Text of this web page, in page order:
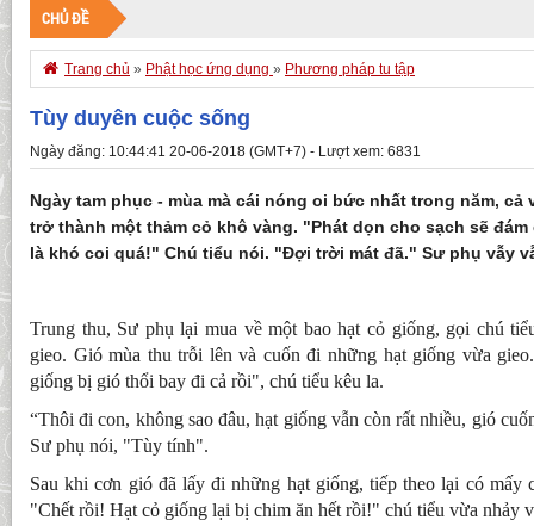
CHỦ ĐỀ
 Trang chủ » Phật học ứng dụng » Phương pháp tu tập
Tùy duyên cuộc sống
Ngày đăng: 10:44:41 20-06-2018 (GMT+7) - Lượt xem: 6831
Ngày tam phục - mùa mà cái nóng oi bức nhất trong năm,
trở thành một thảm cỏ khô vàng. "Phát dọn cho sạch sẽ
là khó coi quá!" Chú tiểu nói. "Đợi trời mát đã." Sư phụ vẫy
Trung thu, Sư phụ lại mua về một bao hạt cỏ giống, gọi chú
gieo. Gió mùa thu trỗi lên và cuốn đi những hạt giống vừa
giống bị gió thổi bay đi cả rồi", chú tiểu kêu la.
“Thôi đi con, không sao đâu, hạt giống vẫn còn rất nhiều, gió
Sư phụ nói, "Tùy tính".
Sau khi cơn gió đã lấy đi những hạt giống, tiếp theo lại có mấy
"Chết rồi! Hạt cỏ giống lại bị chim ăn hết rồi!" chú tiểu vừa nhảy